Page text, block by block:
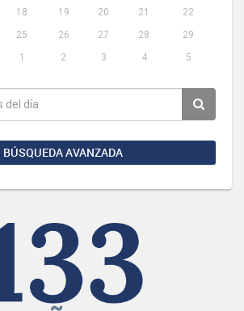
18 19 20 21
22
25 26 27 28
29
1 2 3 4 5
BÚSQUEDA AVANZADA